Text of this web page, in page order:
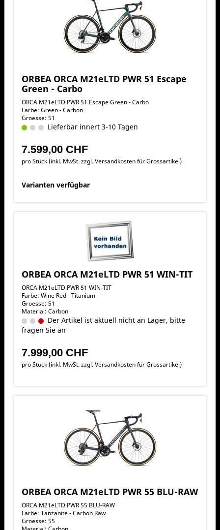
ORBEA ORCA M21eLTD PWR 51 Escape
Green - Carbo
ORCA M21eLTD PWR 51 Escape Green - Carbo
Farbe: Green - Carbon
Groesse: 51
Lieferbar innert 3-10 Tagen
7.599,00 CHF
pro Stück (inkl. MwSt. zzgl.Versandkosten für Grossartikel)
Varianten verfügbar
ORBEA ORCA M21eLTD PWR 51 WIN-TIT
ORCA M21eLTD PWR 51 WIN-TIT
Farbe: Wine Red - Titanium
Groesse: 51
Material: Carbon
Der Artikel ist aktuell nicht an Lager, bitte
fragen Sie an
7.999,00 CHF
pro Stück (inkl. MwSt. zzgl.Versandkosten für Grossartikel)
ORBEA ORCA M21eLTD PWR 55 BLU-RAW
ORCA M21eLTD PWR 55 BLU-RAW
Farbe: Tanzanite - Carbon Raw
Groesse: 55